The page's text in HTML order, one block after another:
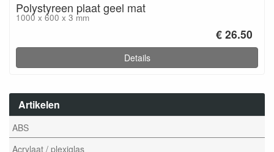
Artikelen
ABS
Acrylaat / plexiglas
Polystyreen plaat geel mat
1000 x 600 x 3 mm
€ 26.50
Details